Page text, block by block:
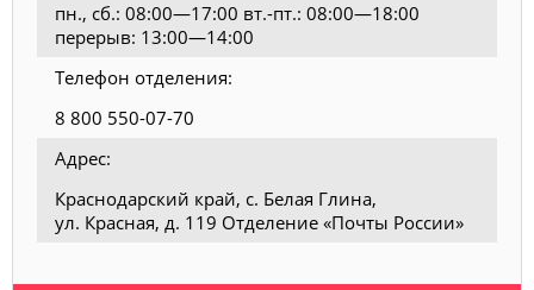
пн., сб.: 08:00—17:00 вт.-пт.: 08:00—18:00
перерыв: 13:00—14:00
Телефон отделения:
8 800 550-07-70
Адрес:
Краснодарский край, с. Белая Глина,
ул. Красная, д. 119 Отделение «Почты России»